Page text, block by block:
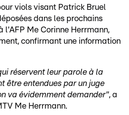
viols visant Patrick Bruel
dans les prochains
l'AFP Me Corinne Herrmann,
confirmant une information
réservent leur parole à la
être entendues par un juge
va évidemment demander", a
Me Herrmann.